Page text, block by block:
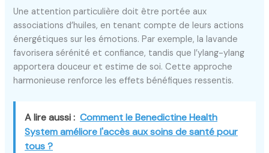
Une attention particulière doit être portée aux
associations d’huiles, en tenant compte de leurs actions
énergétiques sur les émotions. Par exemple, la lavande
favorisera sérénité et confiance, tandis que l’ylang-ylang
apportera douceur et estime de soi. Cette approche
harmonieuse renforce les effets bénéfiques ressentis.
A lire aussi : Comment le Benedictine Health
System améliore l'accès aux soins de santé pour
tous ?